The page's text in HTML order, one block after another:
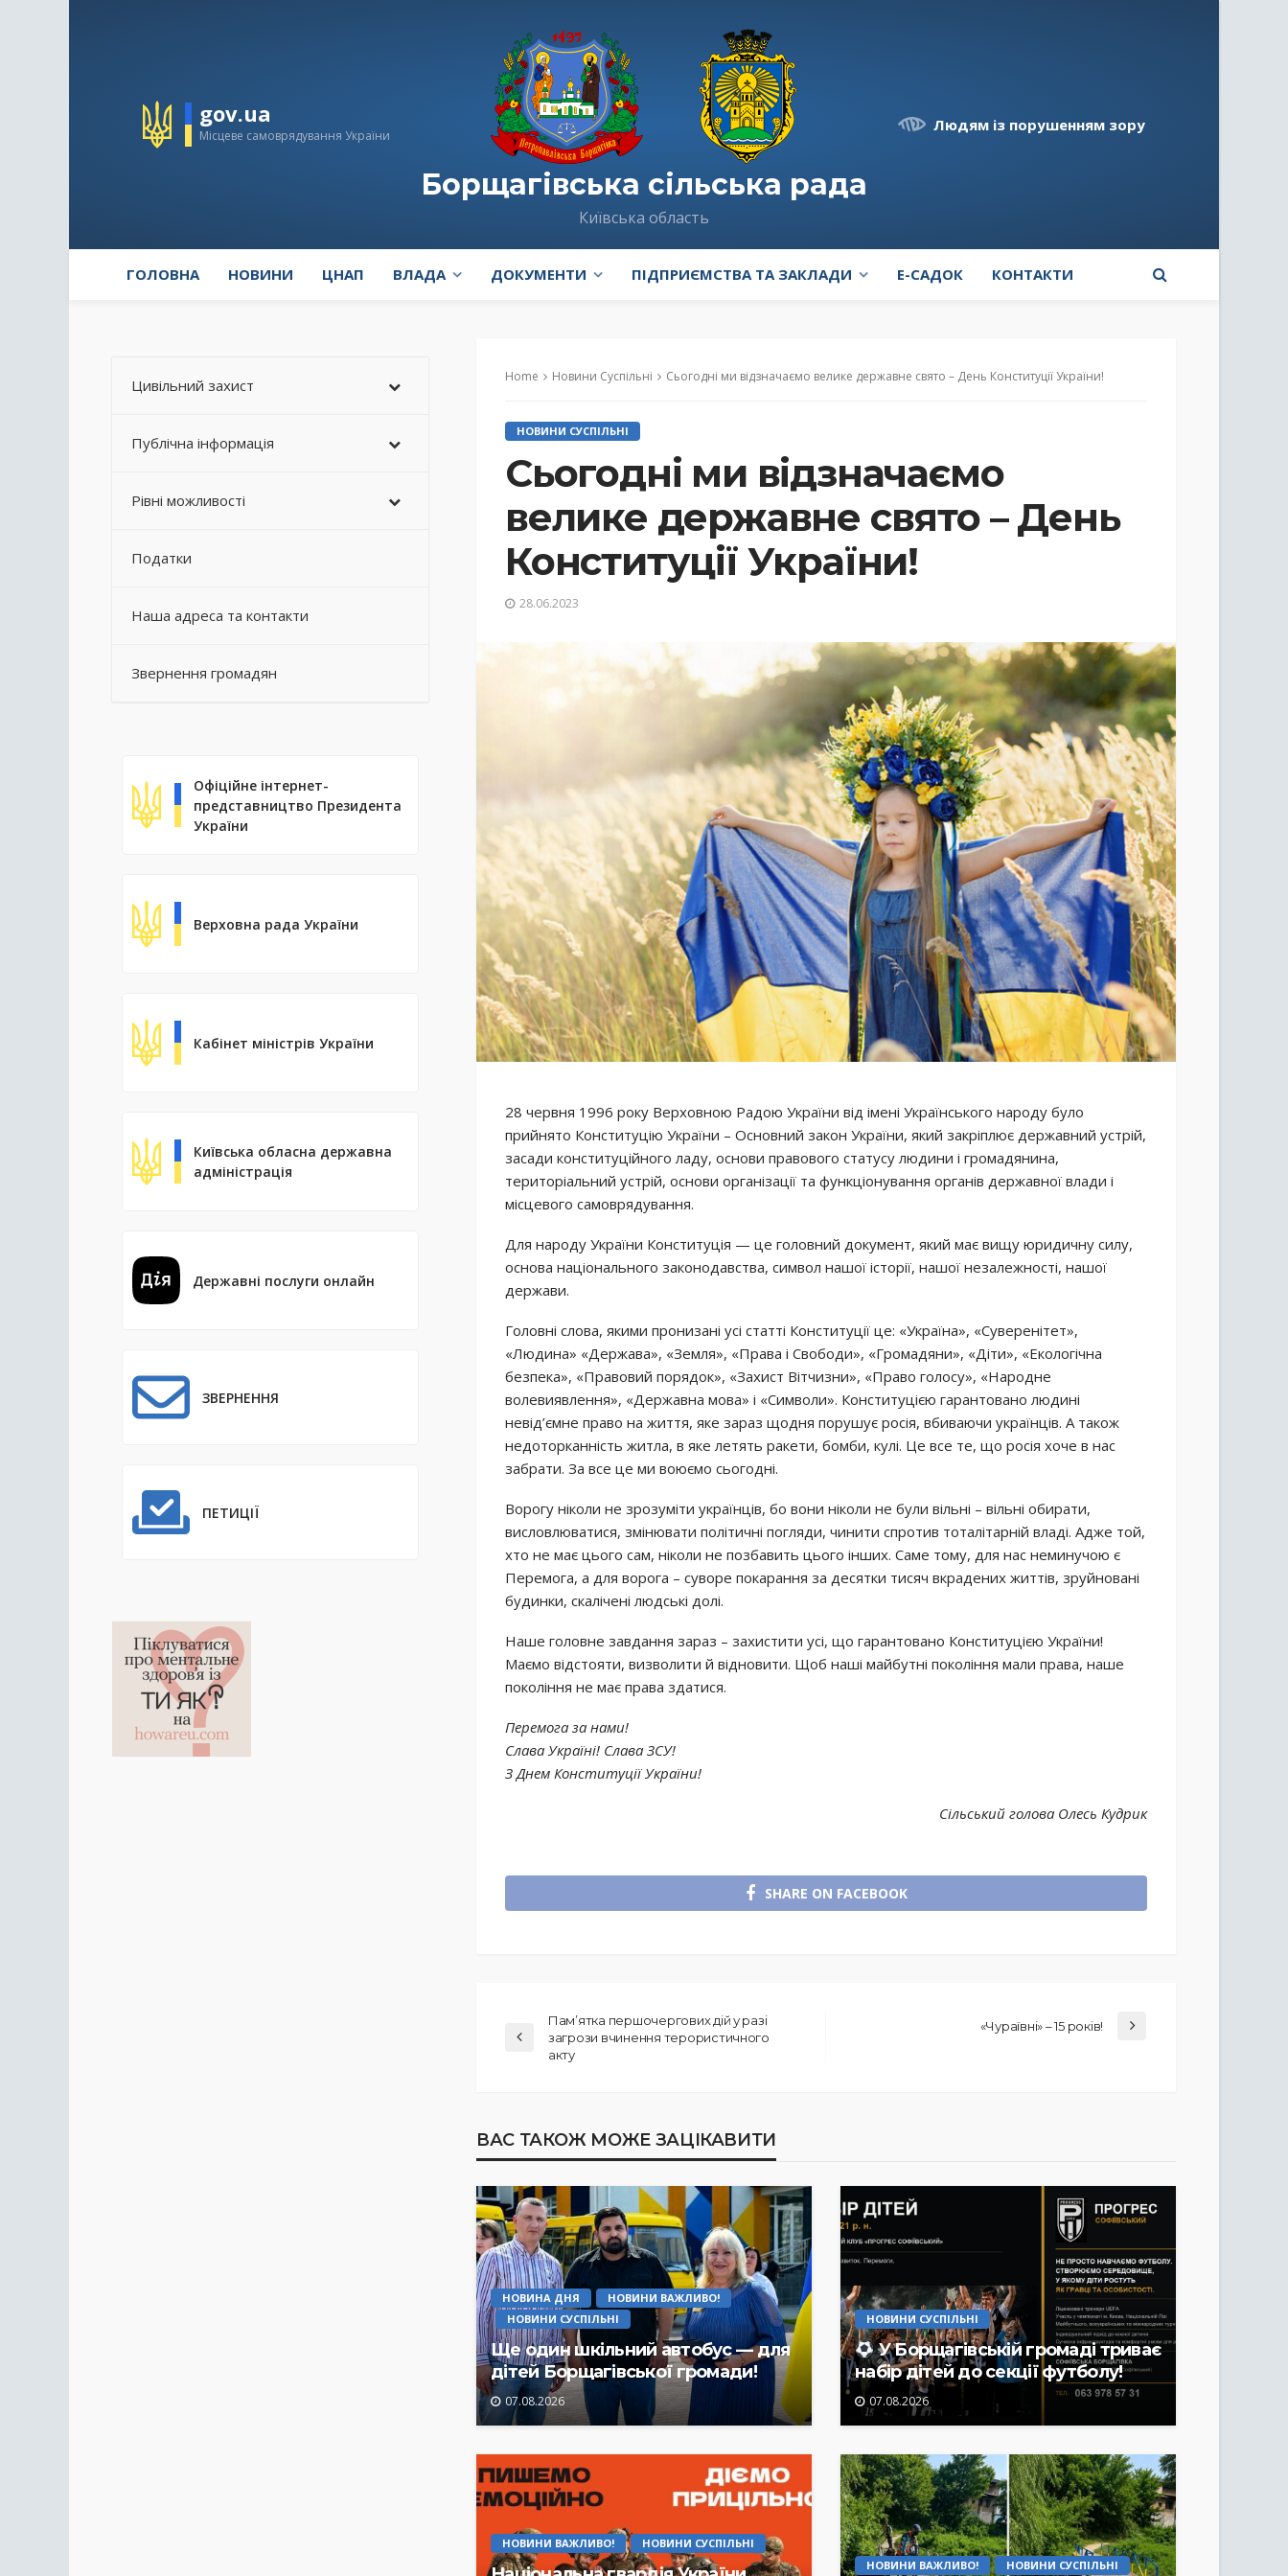
gov.ua
Місцеве самоврядування України
Борщагівська сільська рада
Київська область
Людям із порушенням зору
ГОЛОВНА НОВИНИ ЦНАП ВЛАДА ДОКУМЕНТИ ПІДПРИЄМСТВА ТА ЗАКЛАДИ E-САДОК КОНТАКТИ
Home Новини Суспільні Сьогодні ми відзначаємо велике державне свято – День Конституції України!
НОВИНИ СУСПІЛЬНІ
Сьогодні ми відзначаємо
велике державне свято – День
Конституції України!
28.06.2023
28 червня 1996 року Верховною Радою України від імені Українського народу було
прийнято Конституцію України – Основний закон України, який закріплює державний устрій,
засади конституційного ладу, основи правового статусу людини і громадянина,
територіальний устрій, основи організації та функціонування органів державної влади і
місцевого самоврядування.
Для народу України Конституція — це головний документ, який має вищу юридичну силу,
основа національного законодавства, символ нашої історії, нашої незалежності, нашої
держави.
Головні слова, якими пронизані усі статті Конституції це: «Україна», «Суверенітет»,
«Людина» «Держава», «Земля», «Права і Свободи», «Громадяни», «Діти», «Екологічна
безпека», «Правовий порядок», «Захист Вітчизни», «Право голосу», «Народне
волевиявлення», «Державна мова» і «Символи». Конституцією гарантовано людині
невід’ємне право на життя, яке зараз щодня порушує росія, вбиваючи українців. А також
недоторканність житла, в яке летять ракети, бомби, кулі. Це все те, що росія хоче в нас
забрати. За все це ми воюємо сьогодні.
Ворогу ніколи не зрозуміти українців, бо вони ніколи не були вільні – вільні обирати,
висловлюватися, змінювати політичні погляди, чинити спротив тоталітарній владі. Адже той,
хто не має цього сам, ніколи не позбавить цього інших. Саме тому, для нас неминучою є
Перемога, а для ворога – суворе покарання за десятки тисяч вкрадених життів, зруйновані
будинки, скалічені людські долі.
Наше головне завдання зараз – захистити усі, що гарантовано Конституцією України!
Маємо відстояти, визволити й відновити. Щоб наші майбутні покоління мали права, наше
покоління не має права здатися.
Перемога за нами!
Слава Україні! Слава ЗСУ!
З Днем Конституції України!
Сільський голова Олесь Кудрик
SHARE ON FACEBOOK
Пам’ятка першочергових дій у разі
загрози вчинення терористичного
акту
«Чураївні» – 15 років!
ВАС ТАКОЖ МОЖЕ ЗАЦІКАВИТИ
НОВИНА ДНЯ
НОВИНИ ВАЖЛИВО!
НОВИНИ СУСПІЛЬНІ
Ще один шкільний автобус — для
дітей Борщагівської громади!
07.08.2026
НОВИНИ СУСПІЛЬНІ
У Борщагівській громаді триває
набір дітей до секції футболу!
07.08.2026
НОВИНИ ВАЖЛИВО! НОВИНИ СУСПІЛЬНІ
НОВИНИ ВАЖЛИВО! НОВИНИ СУСПІЛЬНІ
Цивільний захист
Публічна інформація
Рівні можливості
Податки
Наша адреса та контакти
Звернення громадян
Офіційне інтернет-
представництво Президента
України
Верховна рада України
Кабінет міністрів України
Київська обласна державна
адміністрація
Державні послуги онлайн
ЗВЕРНЕННЯ
ПЕТИЦІЇ